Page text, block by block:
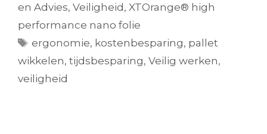
en Advies, Veiligheid, XTOrange® high
performance nano folie
ergonomie, kostenbesparing, pallet
wikkelen, tijdsbesparing, Veilig werken,
veiligheid